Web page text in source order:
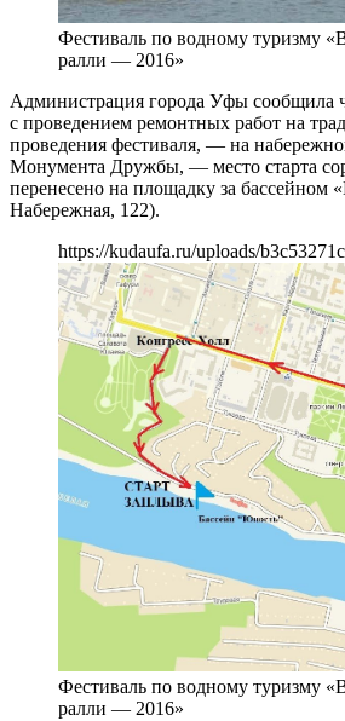
Фестиваль по водному туризму
ралли — 2016»
Администрация города Уфы сообщила
с проведением ремонтных работ на
проведения фестиваля, — на
Монумента Дружбы, — место старта
перенесено на площадку за бассейном
Набережная, 122).
https://kudaufa.ru/uploads/
Фестиваль по водному туризму
ралли — 2016»